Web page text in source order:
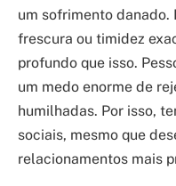
um sofrimento danado.
frescura ou timidez
profundo que isso.
um medo enorme de
humilhadas. Por isso,
sociais, mesmo que
relacionamentos mais